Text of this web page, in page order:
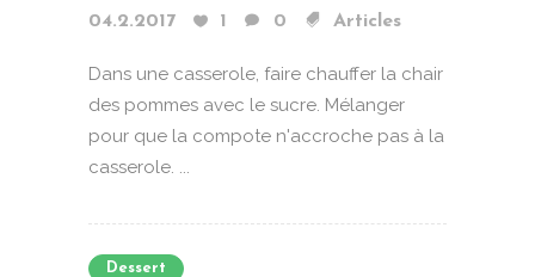
04.2.2017 1 0 Articles
Dans une casserole, faire chauffer la chair
des pommes avec le sucre. Mélanger
pour que la compote n'accroche pas à la
casserole. ...
Dessert